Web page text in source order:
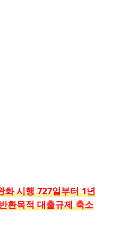
화 시행 727일부터 1년
환목적 대출규제 축소